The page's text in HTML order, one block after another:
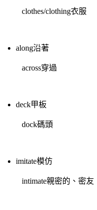
clothes/clothing衣服
along沿著
across穿過
deck甲板
dock碼頭
imitate模仿
intimate親密的、密友